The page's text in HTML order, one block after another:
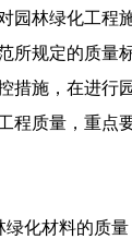
园林绿化工程
所规定的质量
措施，在进行
程质量，重点
化材料的质量